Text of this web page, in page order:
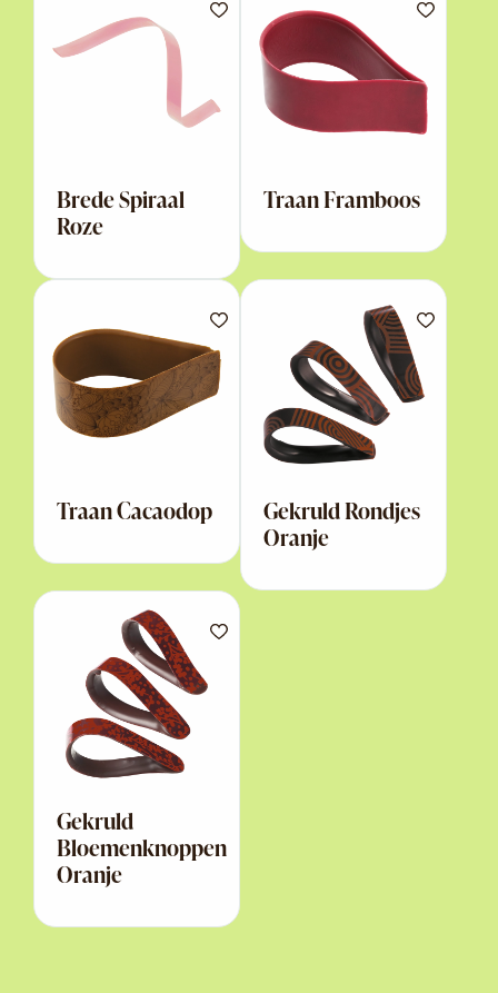
Brede Spiraal
Roze
Traan Framboos
Traan Cacaodop
Gekruld Rondjes
Oranje
Gekruld
Bloemenknoppen
Oranje